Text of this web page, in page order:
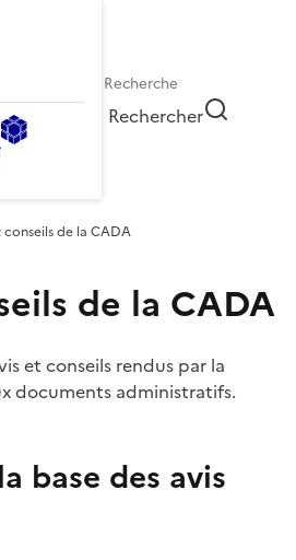
Rechercher
conseils de la CADA
de la CADA
et conseils rendus par la
documents administratifs.
base des avis